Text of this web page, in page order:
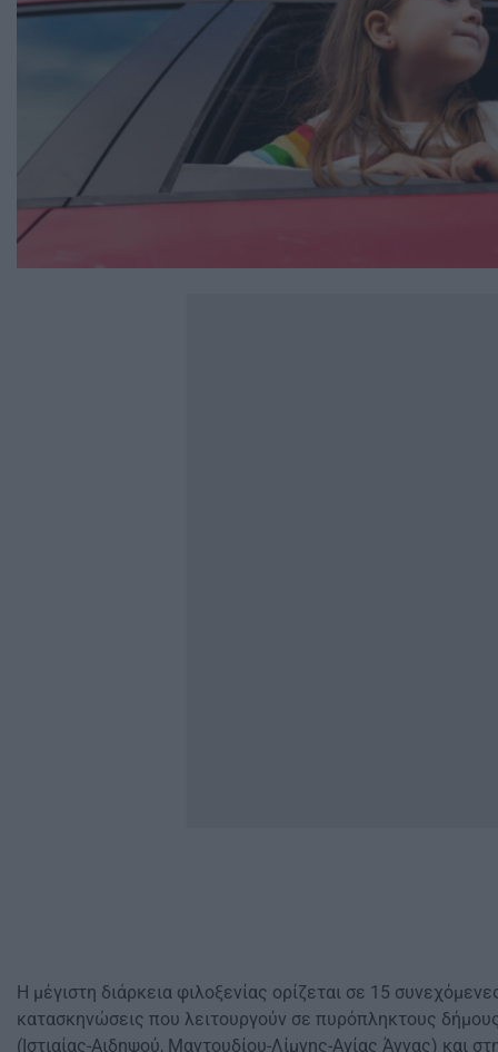
Η μέγιστη διάρκεια φιλοξενίας ορίζεται σε 15
κατασκηνώσεις που λειτουργούν σε πυρόπληκτους
(Ιστιαίας-Αιδηψού, Μαντουδίου-Λίμνης-Αγίας Άννας) και